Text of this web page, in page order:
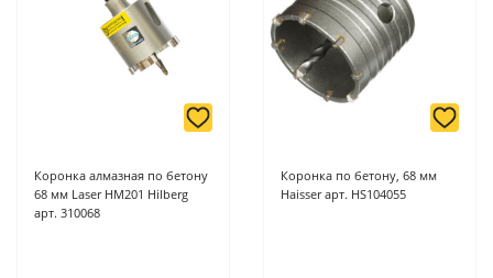
Коронка алмазная по бетону
68 мм Laser HM201 Hilberg
арт. 310068
Коронка по бетону, 68 мм
Haisser арт. HS104055